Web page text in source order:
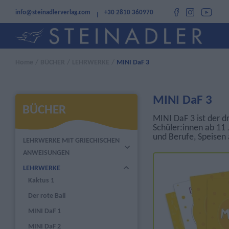
info@steinadlerverlag.com +30 2810 360970
MINI DaF 3
BÜCHER
LEHRWERKE MIT GRIECHISCHEN
ANWEISUNGEN
LEHRWERKE
Kaktus 1
Der rote Ball
MINI DaF 1
MINI DaF 2
MINI DaF 3
MINI DaF 3 ist der
Schüler:innen ab
und Berufe,